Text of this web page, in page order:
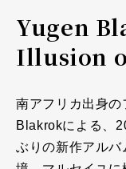
Yugen
Illusion
南アフリカ出身
Blakrokによる、
ぶりの新作アル